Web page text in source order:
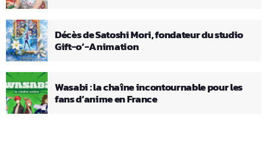
Décès de Satoshi Mori, fondateur du studio
Gift-o’-Animation
Wasabi : la chaîne incontournable pour les
fans d’anime en France